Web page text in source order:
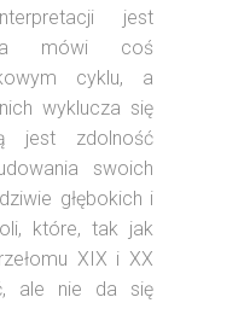
jest
mówi coś
cyklu, a
wyklucza się
jest zdolność
swoich
głębokich i
które, tak jak
XIX i XX
ale nie da się